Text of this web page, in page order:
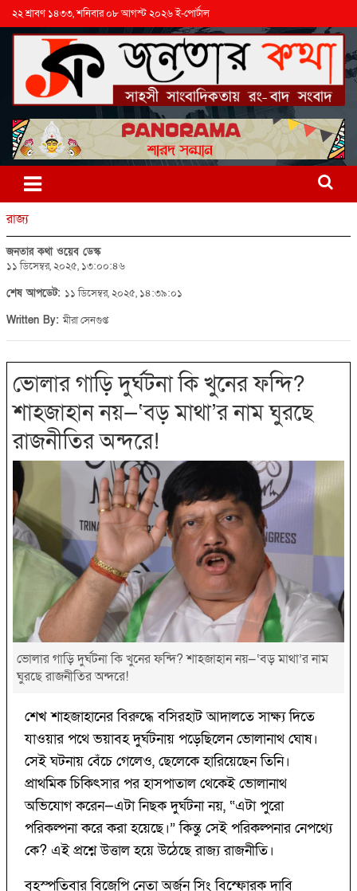
২২ শ্রাবণ ১৪৩৩, শনিবার ০৮ আগস্ট ২০২৬ ই-পোর্টাল
রাজ্য
জনতার কথা ওয়েব ডেস্ক
১১ ডিসেম্বর, ২০২৫, ১৩:০০:৪৬
শেষ আপডেট: ১১ ডিসেম্বর, ২০২৫, ১৪:৩৯:০১
Written By:মীরা সেনগুপ্ত
ভোলার গাড়ি দুর্ঘটনা কি খুনের ফন্দি?
শাহজাহান নয়—‘বড় মাথা’র নাম ঘুরছে
রাজনীতির অন্দরে!
ভোলার গাড়ি দুর্ঘটনা কি খুনের ফন্দি? শাহজাহান নয়—‘বড় মাথা’র নাম
ঘুরছে রাজনীতির অন্দরে!
শেখ শাহজাহানের বিরুদ্ধে বসিরহাট আদালতে সাক্ষ্য দিতে
যাওয়ার পথে ভয়াবহ দুর্ঘটনায় পড়েছিলেন ভোলানাথ ঘোষ।
সেই ঘটনায় বেঁচে গেলেও, ছেলেকে হারিয়েছেন তিনি।
প্রাথমিক চিকিৎসার পর হাসপাতাল থেকেই ভোলানাথ
অভিযোগ করেন—এটা নিছক দুর্ঘটনা নয়, “এটা পুরো
পরিকল্পনা করে করা হয়েছে।” কিন্তু সেই পরিকল্পনার নেপথ্যে
কে? এই প্রশ্নে উত্তাল হয়ে উঠেছে রাজ্য রাজনীতি।
বৃহস্পতিবার বিজেপি নেতা অর্জুন সিং বিস্ফোরক দাবি